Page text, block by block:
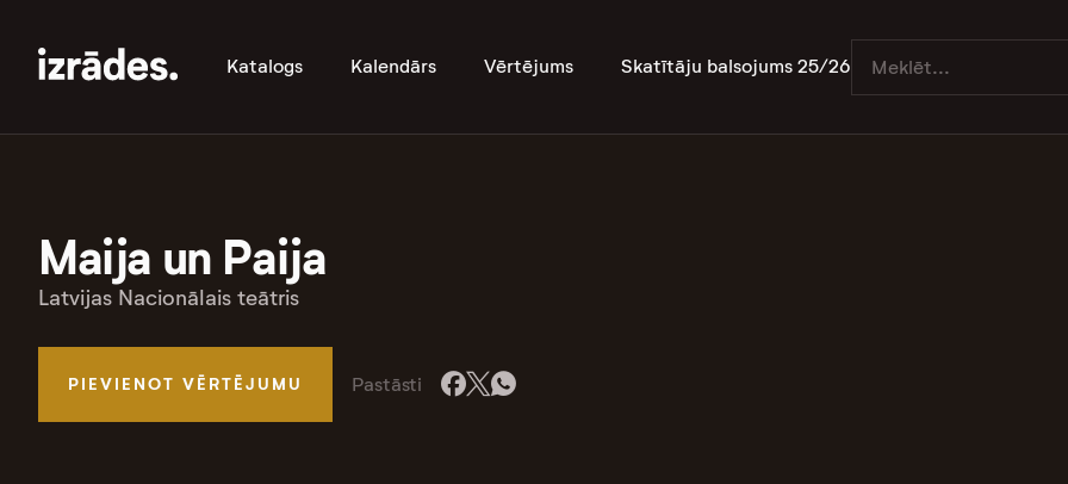
Katalogs Kalendārs Vērtējums Skatītāju balsojums 25/26
Maija un Paija
Latvijas Nacionālais teātris
PIEVIENOT VĒRTĒJUMU Pastāsti